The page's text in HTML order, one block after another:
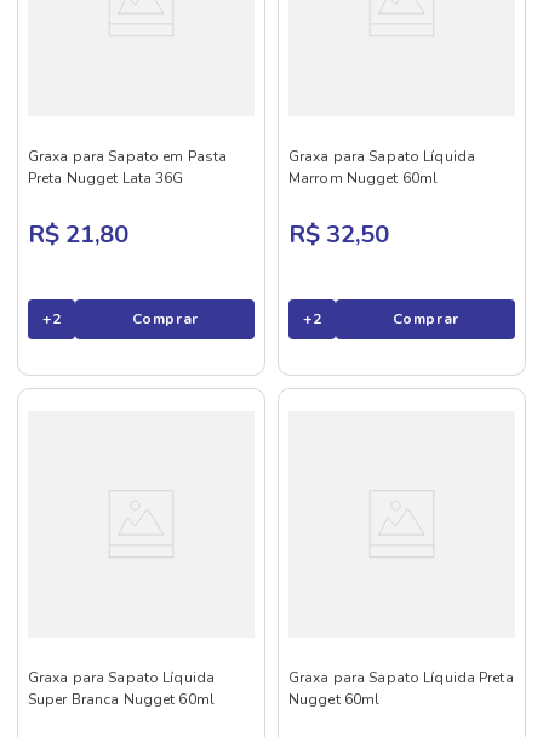
Graxa para Sapato em Pasta
Preta Nugget Lata 36G
R$ 21,80
+2 Comprar
Graxa para Sapato Líquida
Marrom Nugget 60ml
R$ 32,50
+2 Comprar
Graxa para Sapato Líquida
Super Branca Nugget 60ml
Graxa para Sapato Líquida Preta
Nugget 60ml